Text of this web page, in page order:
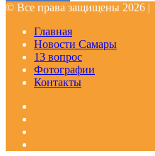
© Все права защищены 2026 |
Главная
Новости Самары
13 вопрос
Фотографии
Контакты